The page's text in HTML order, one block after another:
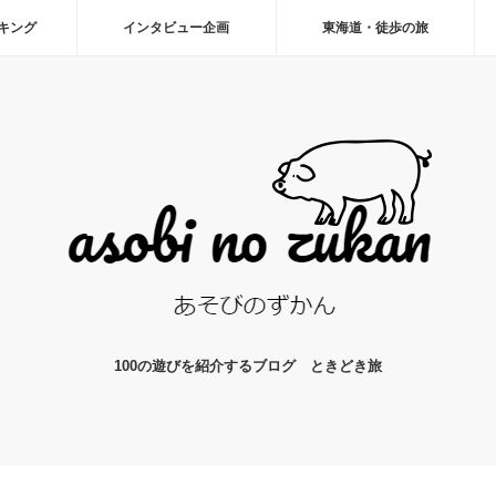
ング インタビュー企画 東海道・徒歩の旅
100の遊びを紹介するブログ ときどき旅